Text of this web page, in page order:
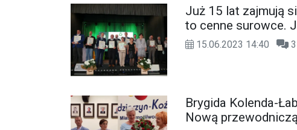
Już 15 lat zajmują
to cenne surowce.
15.06.2023 14:40 3
Brygida Kolenda-
Nową